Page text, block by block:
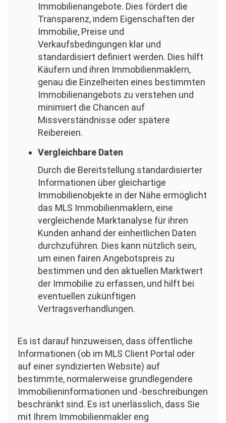
Immobilienangebote. Dies fördert die
Transparenz, indem Eigenschaften der
Immobilie, Preise und
Verkaufsbedingungen klar und
standardisiert definiert werden. Dies hilft
Käufern und ihren Immobilienmaklern,
genau die Einzelheiten eines bestimmten
Immobilienangebots zu verstehen und
minimiert die Chancen auf
Missverständnisse oder spätere
Reibereien.
Vergleichbare Daten
Durch die Bereitstellung standardisierter
Informationen über gleichartige
Immobilienobjekte in der Nähe ermöglicht
das MLS Immobilienmaklern, eine
vergleichende Marktanalyse für ihren
Kunden anhand der einheitlichen Daten
durchzuführen. Dies kann nützlich sein,
um einen fairen Angebotspreis zu
bestimmen und den aktuellen Marktwert
der Immobilie zu erfassen, und hilft bei
eventuellen zukünftigen
Vertragsverhandlungen.
Es ist darauf hinzuweisen, dass öffentliche
Informationen (ob im MLS Client Portal oder
auf einer syndizierten Website) auf
bestimmte, normalerweise grundlegendere
Immobilieninformationen und -beschreibungen
beschränkt sind. Es ist unerlässlich, dass Sie
mit Ihrem Immobilienmakler eng